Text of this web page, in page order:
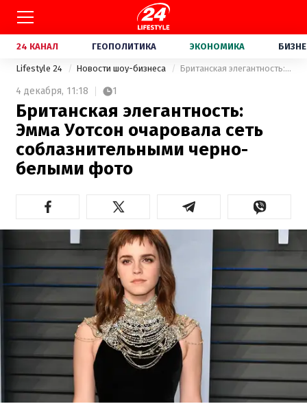
24 КАНАЛ ГЕОПОЛИТИКА ЭКОНОМИКА
Lifestyle 24 Новости шоу-бизнеса Британская элегантность: Эмма Уотсон очаровала сеть соблазнительными черно-белыми фото
4 декабря, 11:18 1
Британская элегантность:
Эмма Уотсон очаровала сеть
соблазнительными черно-
белыми фото